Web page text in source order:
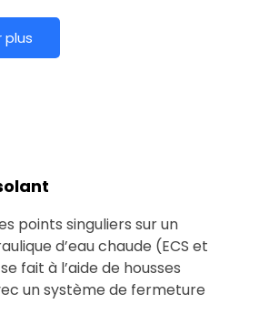
plus
points singuliers sur un
d’eau chaude (ECS et
fait à l’aide de housses
un système de fermeture